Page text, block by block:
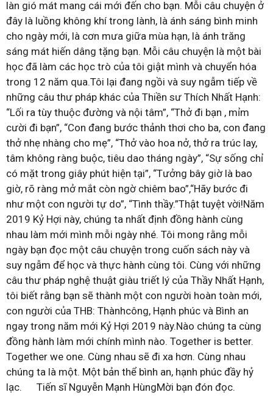
làn gió mát mang cái mới đến cho bạn. Mỗi câu chuyện ở
đây là luồng không khí trong lành, là ánh sáng bình minh
cho ngày mới, là cơn mưa giữa mùa hạn, là ánh trăng
sáng mát hiến dâng tặng bạn. Mỗi câu chuyện là một bài
học đã làm các học trò của tôi giật mình và chuyển hóa
trong 12 năm qua.Tôi lại đang ngồi và suy ngẫm tiếp về
những câu thư pháp khác của Thiền sư Thích Nhất Hạnh:
“Lối ra tùy thuộc đường và nội tâm”, “Thở đi bạn , mỉm
cười đi bạn”, “Con đang bước thảnh thơi cho ba, con đang
thở nhẹ nhàng cho mẹ”, “Thở vào hoa nở, thở ra trúc lay,
tâm không ràng buộc, tiêu dao tháng ngày”, “Sự sống chỉ
có mặt trong giây phút hiện tại”, “Tưởng bây giờ là bao
giờ, rõ ràng mở mắt còn ngờ chiêm bao”,“Hãy bước đi
như một con người tự do”, “Tình thầy.”Thật tuyệt vời!Năm
2019 Kỷ Hợi này, chúng ta nhất định đồng hành cùng
nhau làm mới mình mỗi ngày nhé. Tôi mong rằng mỗi
ngày bạn đọc một câu chuyện trong cuốn sách này và
suy ngẫm để học và thực hành cùng tôi. Cùng với những
câu thư pháp nghệ thuật giàu triết lý của Thầy Nhất Hạnh,
tôi biết rằng bạn sẽ thành một con người hoàn toàn mới,
con người của THB: Thànhcông, Hạnh phúc và Bình an
ngay trong năm mới Kỷ Hợi 2019 này.Nào chúng ta cùng
đồng hành làm mới chính mình nào. Together is better.
Together we one. Cùng nhau sẽ đi xa hơn. Cùng nhau
chúng ta là một. Một bản thể bình an, hạnh phúc đầy hỷ
lạc. Tiến sĩ Nguyễn Mạnh HùngMời bạn đón đọc.